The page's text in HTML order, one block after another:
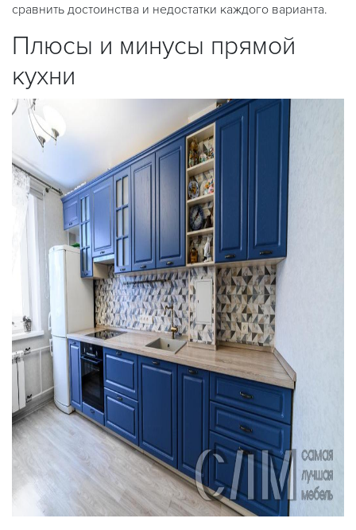
сравнить достоинства и недостатки каждого варианта.
Плюсы и минусы прямой
кухни